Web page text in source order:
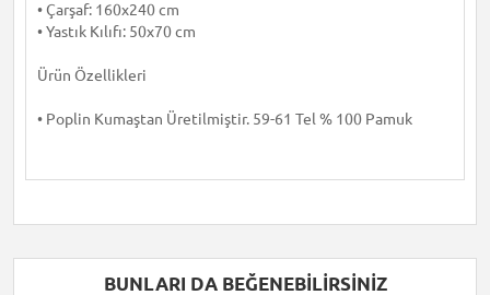
• Çarşaf: 160x240 cm
• Yastık Kılıfı: 50x70 cm
Ürün Özellikleri
• Poplin Kumaştan Üretilmiştir. 59-61 Tel % 100 Pamuk
BUNLARI DA BEĞENEBILIRSINIZ